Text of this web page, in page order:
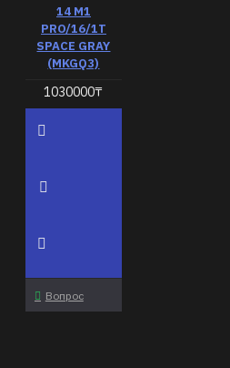
14 M1
PRO/16/1T
SPACE GRAY
(MKGQ3)
1030000₸
Вопрос